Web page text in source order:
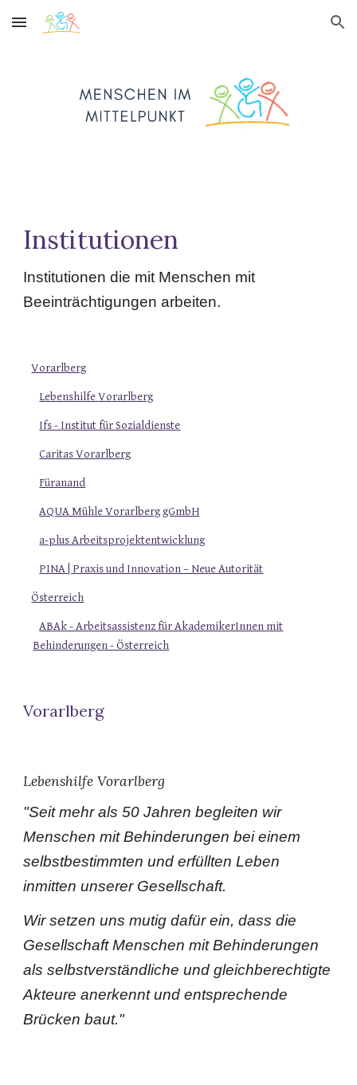
Skip to main content Skip to navigation
Institutionen
Institutionen die mit Menschen mit
Beeinträchtigungen arbeiten.
Vorarlberg
Lebenshilfe Vorarlberg
Ifs - Institut für Sozialdienste
Caritas Vorarlberg
Füranand
AQUA Mühle Vorarlberg gGmbH
a-plus Arbeitsprojektentwicklung
PINA | Praxis und Innovation – Neue Autorität
Österreich
ABAk - Arbeitsassistenz für AkademikerInnen mit
Behinderungen - Österreich
Vorarlberg
Lebenshilfe Vorarlberg
"Seit mehr als 50 Jahren begleiten wir
Menschen mit Behinderungen bei einem
selbstbestimmten und erfüllten Leben
inmitten unserer Gesellschaft.
Wir setzen uns mutig dafür ein, dass die
Gesellschaft Menschen mit Behinderungen
als selbstverständliche und gleichberechtigte
Akteure anerkennt und entsprechende
Brücken baut."